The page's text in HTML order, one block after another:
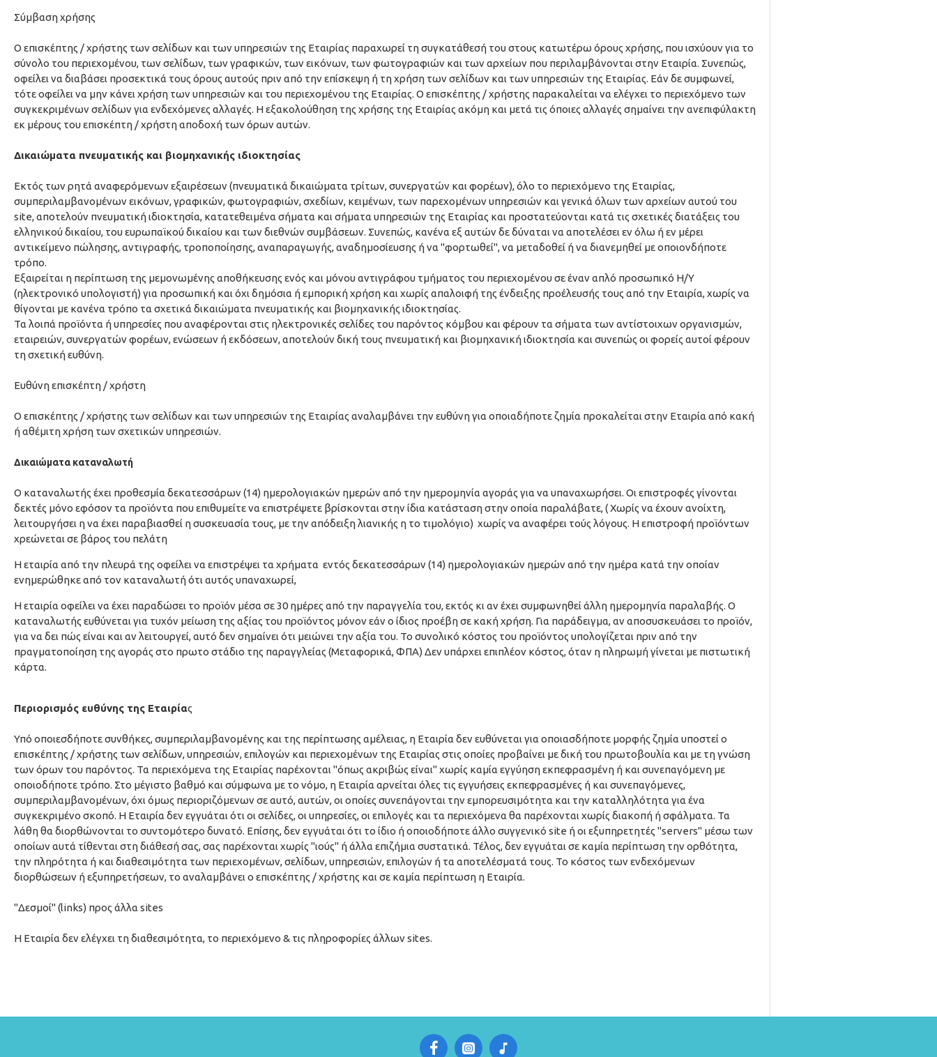
Σύμβαση χρήσης
Ο επισκέπτης / χρήστης των σελίδων και των υπηρεσιών της Εταιρίας παραχωρεί τη συγκατάθεσή του στους κατωτέρω όρους χρήσης, που ισχύουν για το
σύνολο του περιεχομένου, των σελίδων, των γραφικών, των εικόνων, των φωτογραφιών και των αρχείων που περιλαμβάνονται στην Εταιρία. Συνεπώς,
οφείλει να διαβάσει προσεκτικά τους όρους αυτούς πριν από την επίσκεψη ή τη χρήση των σελίδων και των υπηρεσιών της Εταιρίας. Εάν δε συμφωνεί,
τότε οφείλει να μην κάνει χρήση των υπηρεσιών και του περιεχομένου της Εταιρίας. Ο επισκέπτης / χρήστης παρακαλείται να ελέγχει το περιεχόμενο των
συγκεκριμένων σελίδων για ενδεχόμενες αλλαγές. Η εξακολούθηση της χρήσης της Εταιρίας ακόμη και μετά τις όποιες αλλαγές σημαίνει την ανεπιφύλακτη
εκ μέρους του επισκέπτη / χρήστη αποδοχή των όρων αυτών.
Δικαιώματα πνευματικής και βιομηχανικής ιδιοκτησίας
Εκτός των ρητά αναφερόμενων εξαιρέσεων (πνευματικά δικαιώματα τρίτων, συνεργατών και φορέων), όλο το περιεχόμενο της Εταιρίας,
συμπεριλαμβανομένων εικόνων, γραφικών, φωτογραφιών, σχεδίων, κειμένων, των παρεχομένων υπηρεσιών και γενικά όλων των αρχείων αυτού του
site, αποτελούν πνευματική ιδιοκτησία, κατατεθειμένα σήματα και σήματα υπηρεσιών της Εταιρίας και προστατεύονται κατά τις σχετικές διατάξεις του
ελληνικού δικαίου, του ευρωπαϊκού δικαίου και των διεθνών συμβάσεων. Συνεπώς, κανένα εξ αυτών δε δύναται να αποτελέσει εν όλω ή εν μέρει
αντικείμενο πώλησης, αντιγραφής, τροποποίησης, αναπαραγωγής, αναδημοσίευσης ή να "φορτωθεί", να μεταδοθεί ή να διανεμηθεί με οποιονδήποτε
τρόπο.
Εξαιρείται η περίπτωση της μεμονωμένης αποθήκευσης ενός και μόνου αντιγράφου τμήματος του περιεχομένου σε έναν απλό προσωπικό Η/Υ
(ηλεκτρονικό υπολογιστή) για προσωπική και όχι δημόσια ή εμπορική χρήση και χωρίς απαλοιφή της ένδειξης προέλευσής τους από την Εταιρία, χωρίς να
θίγονται με κανένα τρόπο τα σχετικά δικαιώματα πνευματικής και βιομηχανικής ιδιοκτησίας.
Τα λοιπά προϊόντα ή υπηρεσίες που αναφέρονται στις ηλεκτρονικές σελίδες του παρόντος κόμβου και φέρουν τα σήματα των αντίστοιχων οργανισμών,
εταιρειών, συνεργατών φορέων, ενώσεων ή εκδόσεων, αποτελούν δική τους πνευματική και βιομηχανική ιδιοκτησία και συνεπώς οι φορείς αυτοί φέρουν
τη σχετική ευθύνη.
Ευθύνη επισκέπτη / χρήστη
Ο επισκέπτης / χρήστης των σελίδων και των υπηρεσιών της Εταιρίας αναλαμβάνει την ευθύνη για οποιαδήποτε ζημία προκαλείται στην Εταιρία από κακή
ή αθέμιτη χρήση των σχετικών υπηρεσιών.
Δικαιώματα καταναλωτή
Ο καταναλωτής έχει προθεσμία δεκατεσσάρων (14) ημερολογιακών ημερών από την ημερομηνία αγοράς για να υπαναχωρήσει. Οι επιστροφές γίνονται
δεκτές μόνο εφόσον τα προϊόντα που επιθυμείτε να επιστρέψετε βρίσκονται στην ίδια κατάσταση στην οποία παραλάβατε, ( Χωρίς να έχουν ανοίχτη,
λειτουργήσει η να έχει παραβιασθεί η συσκευασία τους, με την απόδειξη λιανικής η το τιμολόγιο) χωρίς να αναφέρει τούς λόγους. Η επιστροφή προϊόντων
χρεώνεται σε βάρος του πελάτη
Η εταιρία από την πλευρά της οφείλει να επιστρέψει τα χρήματα εντός δεκατεσσάρων (14) ημερολογιακών ημερών από την ημέρα κατά την οποίαν
ενημερώθηκε από τον καταναλωτή ότι αυτός υπαναχωρεί,
Η εταιρία οφείλει να έχει παραδώσει το προϊόν μέσα σε 30 ημέρες από την παραγγελία του, εκτός κι αν έχει συμφωνηθεί άλλη ημερομηνία παραλαβής. Ο
καταναλωτής ευθύνεται για τυχόν μείωση της αξίας του προϊόντος μόνον εάν ο ίδιος προέβη σε κακή χρήση. Για παράδειγμα, αν αποσυσκευάσει το προϊόν,
για να δει πώς είναι και αν λειτουργεί, αυτό δεν σημαίνει ότι μειώνει την αξία του. Το συνολικό κόστος του προϊόντος υπολογίζεται πριν από την
πραγματοποίηση της αγοράς στο πρωτο στάδιο της παραγγλείας (Μεταφορικά, ΦΠΑ) Δεν υπάρχει επιπλέον κόστος, όταν η πληρωμή γίνεται με πιστωτική
κάρτα.
Περιορισμός ευθύνης της Εταιρίας
Υπό οποιεσδήποτε συνθήκες, συμπεριλαμβανομένης και της περίπτωσης αμέλειας, η Εταιρία δεν ευθύνεται για οποιασδήποτε μορφής ζημία υποστεί ο
επισκέπτης / χρήστης των σελίδων, υπηρεσιών, επιλογών και περιεχομένων της Εταιρίας στις οποίες προβαίνει με δική του πρωτοβουλία και με τη γνώση
των όρων του παρόντος. Τα περιεχόμενα της Εταιρίας παρέχονται "όπως ακριβώς είναι" χωρίς καμία εγγύηση εκπεφρασμένη ή και συνεπαγόμενη με
οποιοδήποτε τρόπο. Στο μέγιστο βαθμό και σύμφωνα με το νόμο, η Εταιρία αρνείται όλες τις εγγυήσεις εκπεφρασμένες ή και συνεπαγόμενες,
συμπεριλαμβανομένων, όχι όμως περιοριζόμενων σε αυτό, αυτών, οι οποίες συνεπάγονται την εμπορευσιμότητα και την καταλληλότητα για ένα
συγκεκριμένο σκοπό. Η Εταιρία δεν εγγυάται ότι οι σελίδες, οι υπηρεσίες, οι επιλογές και τα περιεχόμενα θα παρέχονται χωρίς διακοπή ή σφάλματα. Τα
λάθη θα διορθώνονται το συντομότερο δυνατό. Επίσης, δεν εγγυάται ότι το ίδιο ή οποιοδήποτε άλλο συγγενικό site ή οι εξυπηρετητές "servers" μέσω των
οποίων αυτά τίθενται στη διάθεσή σας, σας παρέχονται χωρίς "ιούς" ή άλλα επιζήμια συστατικά. Τέλος, δεν εγγυάται σε καμία περίπτωση την ορθότητα,
την πληρότητα ή και διαθεσιμότητα των περιεχομένων, σελίδων, υπηρεσιών, επιλογών ή τα αποτελέσματά τους. Το κόστος των ενδεχόμενων
διορθώσεων ή εξυπηρετήσεων, το αναλαμβάνει ο επισκέπτης / χρήστης και σε καμία περίπτωση η Εταιρία.
"Δεσμοί" (links) προς άλλα sites
Η Εταιρία δεν ελέγχει τη διαθεσιμότητα, το περιεχόμενο & τις πληροφορίες άλλων sites.